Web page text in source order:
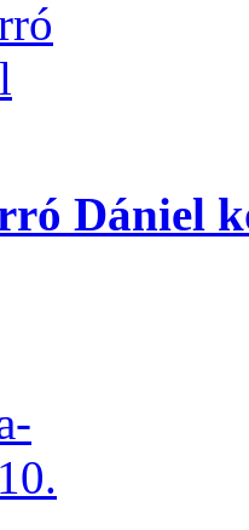
Dániel